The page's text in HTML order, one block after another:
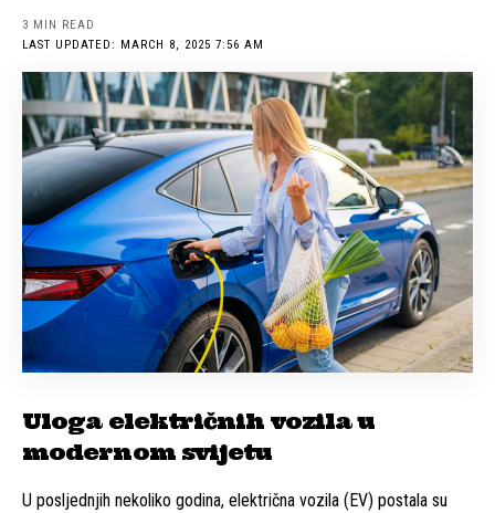
LAST UPDATED: MARCH 8, 2025 7:56 AM
3 MIN READ
Uloga električnih vozila u
modernom svijetu
U posljednjih nekoliko godina, električna vozila (EV) postala su